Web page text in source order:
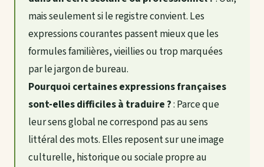
mais seulement si le registre convient. Les
expressions courantes passent mieux que les
formules familières, vieillies ou trop marquées
par le jargon de bureau.
Pourquoi certaines expressions françaises
sont-elles difficiles à traduire ?: Parce que
leur sens global ne correspond pas au sens
littéral des mots. Elles reposent sur une image
culturelle, historique ou sociale propre au